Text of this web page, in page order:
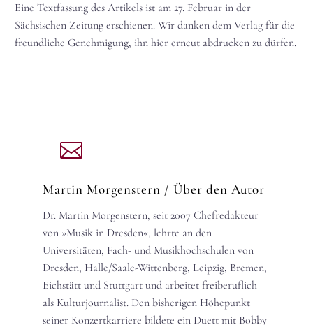
Eine Textfassung des Artikels ist am 27. Februar in der
Sächsischen Zeitung erschienen. Wir danken dem Verlag für die
freundliche Genehmigung, ihn hier erneut abdrucken zu dürfen.
Martin Morgenstern / Über den Autor
Dr. Martin Morgenstern, seit 2007 Chefredakteur
von »Musik in Dresden«, lehrte an den
Universitäten, Fach- und Musikhochschulen von
Dresden, Halle/Saale-Wittenberg, Leipzig, Bremen,
Eichstätt und Stuttgart und arbeitet freiberuflich
als Kulturjournalist. Den bisherigen Höhepunkt
seiner Konzertkarriere bildete ein Duett mit Bobby